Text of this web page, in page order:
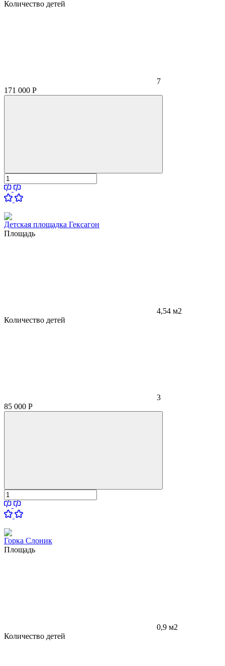
Количество детей
7
171 000 Р
Детская площадка Гексагон
Площадь
4,54 м2
Количество детей
3
85 000 Р
Горка Слоник
Площадь
0,9 м2
Количество детей